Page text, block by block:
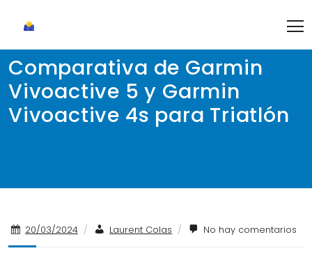
content
Comparativa de Garmin
Vivoactive 5 y Garmin
Vivoactive 4s para Triatlón
20/03/2024 / Laurent Colas / No hay comentarios